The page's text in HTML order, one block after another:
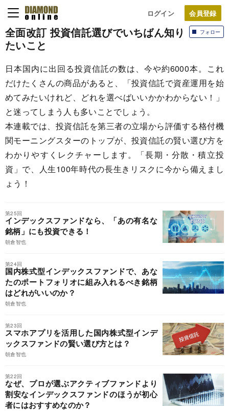
ログイン
フォロー
全面改訂 投資信託選びでいちばん知り
たいこと
日本国内に出回る投資信託の数は、今や約6000本。これ
だけたくさんの商品があると、「投資信託で資産運用を始
めてみたいけれど、どれを選べばいいかかわからない！」
と迷ってしまう人も多いことでしょう。
本連載では、投資信託を第三者の立場から評価する格付機
関モーニングスターのトップが、投資信託の賢い選び方を
わかりやすくレクチャーします。「長期・分散・積立投
資」で、人生100年時代の長生きリスクに今から備えまし
ょう！
第25回
インデックスファンドなら、「あの有名な
銘柄」にも投資できる！
朝倉智也
第24回
国内株式型インデックスファンドで、あな
たのポートフォリオに組み入れるべき銘柄
はどれがいいのか？
朝倉智也
第23回
スマホアプリを活用した国内株式型インデ
ックスファンドの賢い選び方とは？
朝倉智也
第22回
なぜ、プロが選ぶアクティブファンドより
割安なインデックスファンドのほうが初心
者にはおすすめなのか？